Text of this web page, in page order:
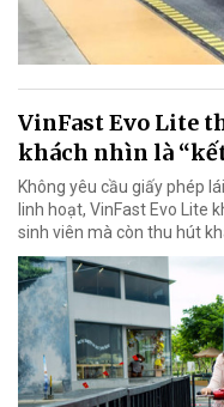
VinFast Evo Lite
khách nhìn là
Không yêu cầu giấy phép
linh hoạt, VinFast Evo Lite
sinh viên mà còn thu hút